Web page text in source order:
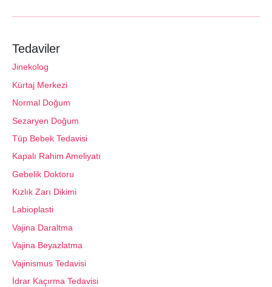
Tedaviler
Jinekolog
Kürtaj Merkezi
Normal Doğum
Sezaryen Doğum
Tüp Bebek Tedavisi
Kapalı Rahim Ameliyatı
Gebelik Doktoru
Kızlık Zarı Dikimi
Labioplasti
Vajina Daraltma
Vajina Beyazlatma
Vajinismus Tedavisi
İdrar Kaçırma Tedavisi